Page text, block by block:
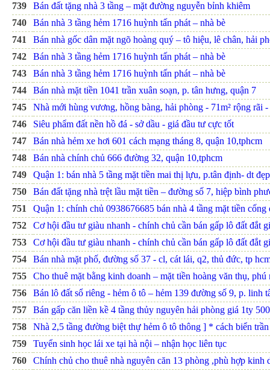
739
Bán đất tặng nhà 3 tầng – mặt đường nguyễn bỉnh khiêm
740
Bán nhà 3 tầng hẻm 1716 huỳnh tấn phát – nhà bè
741
Bán nhà gốc dân mặt ngõ hoàng quý – tô hiệu, lê chân, hải
742
Bán nhà 3 tầng hẻm 1716 huỳnh tấn phát – nhà bè
743
Bán nhà 3 tầng hẻm 1716 huỳnh tấn phát – nhà bè
744
Bán nhà mặt tiền 1041 trần xuân soạn, p. tân hưng, quận 7
745
Nhà mới hùng vương, hồng bàng, hải phòng - 71m² rộng rãi
746
Siêu phẩm đất nền hồ đá - sở dầu - giá đầu tư cực tốt
747
Bán nhà hẻm xe hơi 601 cách mạng tháng 8, quận 10,tphcm
748
Bán nhà chính chủ 666 đường 32, quận 10,tphcm
749
Quận 1: bán nhà 5 tầng mặt tiền mai thị lựu, p.tân định- dt
750
Bán đất tặng nhà trệt lầu mặt tiền – đường số 7, hiệp bình
751
Quận 1: chính chủ 0938676685 bán nhà 4 tầng mặt tiền
752
Cơ hội đầu tư giàu nhanh - chính chủ cần bán gấp lô đất đắt
753
Cơ hội đầu tư giàu nhanh - chính chủ cần bán gấp lô đất đắt
754
Bán nhà mặt phố, đường số 37 - cl, cát lái, q2, thủ đức, tp
755
Cho thuê mặt bằng kinh doanh – mặt tiền hoàng văn thụ, phú
756
Bán lô đất sổ riêng - hẻm ô tô – hẻm 139 đường số 9, p. linh
757
Bán gấp căn liền kề 4 tầng thủy nguyên hải phòng giá 1ty
758
Nhà 2,5 tầng đường biệt thự hẻm ô tô thông ] * cách biển
759
Tuyển sinh học lái xe tại hà nội – nhận học liên tục
760
Chính chủ cho thuê nhà nguyên căn 13 phòng ,phù hợp